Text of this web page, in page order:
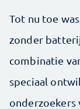
Tot nu toe
zonder
combinatie
speciaal
onderzoekers